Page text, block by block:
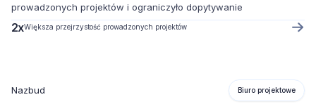
prowadzonych projektów i ograniczyło dopytywanie
2xWiększa przejrzystość prowadzonych projektów
Nazbud Biuro projektowe